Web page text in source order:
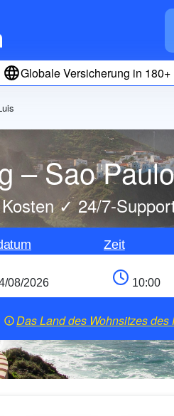
Globale Versicherung in 180+
– Sao
✓ 24/7-
Zeit
Das Land des Wohnsitzes des